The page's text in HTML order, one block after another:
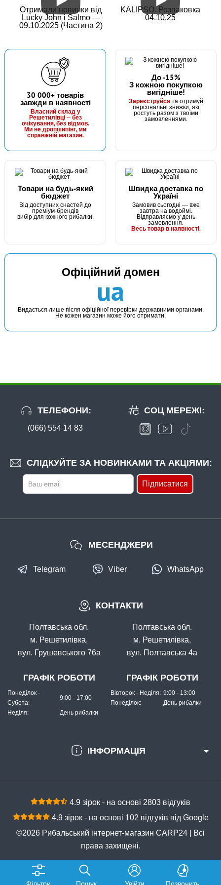
#16020500
В наявності
128 грн 1 шт.
Мастило Ryobi Bearing Oil 10мл
КУПИТИ
Мастило Kalipso Reel Oil 10г
В наявності
Набір мастил для котушок Fishing ROI (рідка+густа)
183 грн
Шпуля Fishing ROI Integra 2500
КУПИТИ
Отримали новинки від
Lucky John і Salmo —
09.10.2025 (Частина 2)
KALIPSO. Розпаковка
04.10.25
30 000+ товарів
завжди в наявності
Власний склад у
Решетилівці — без
очікування, без відмов.
Ми не дропшипінг, ми
справжній магазин.
До -15%
З кожною покупкою
вигідніше!
Зареєструйсята отримуй
персональні знижки, які
ростуть разом з твоїми
замовленнями.
Товари на будь-який
бюджет
Від доступних снастей до
преміум-брендів
вибір для кожного рибалки.
Швидка доставка по
Україні
Замовив сьогодні — вже
завтра на водоймі.
Відправляємо у день
замовлення.
Весь товар в наявності.
Офіційний домен
ua
Видається лише після офіційної перевірки державними органами.
Не кожен магазин може його отримати.
ТЕЛЕФОНИ:
(066) 554 14 83
СЛІДКУЙТЕ ЗА НОВИНКАМИ ТА АКЦІЯМИ:
Підписатися
СОЦ МЕРЕЖІ:
ІНФОРМАЦІЯ
КОНТАКТИ
Полтавська обл.
м. Решетилівка,
вул. Грушевського 76а
ГРАФІК РОБОТИ
Понеділок -
Субота:
9:00 - 17:00
Неділя: День рибалки
Полтавська обл.
м. Решетилівка,
вул. Полтавська 4а
ГРАФІК РОБОТИ
Вівторок - Неділя: 9:00 - 13:00
Понеділок:
День рибалки
МЕСЕНДЖЕРИ
Telegram Viber WhatsApp
4.9 зірок - на основі 2803 відгуків
4.9 зірок - на основі 102 відгуків від Google
©2026 Рибальський інтернет-магазин CARP24 | Всі
права захищені.